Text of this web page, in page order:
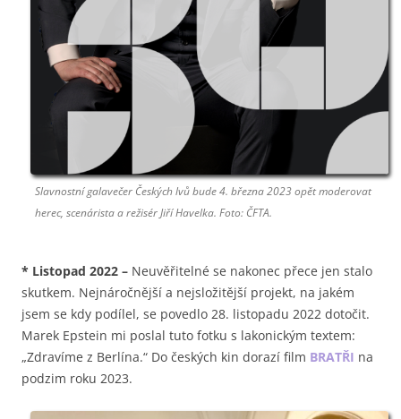
Slavnostní galavečer Českých lvů bude 4. března 2023 opět moderovat
herec, scenárista a režisér Jiří Havelka. Foto: ČFTA.
* Listopad 2022 – Neuvěřitelné se nakonec přece jen stalo
skutkem. Nejnáročnější a nejsložitější projekt, na jakém
jsem se kdy podílel, se povedlo 28. listopadu 2022 dotočit.
Marek Epstein mi poslal tuto fotku s lakonickým textem:
„Zdravíme z Berlína.“ Do českých kin dorazí film BRATŘI na
podzim roku 2023.